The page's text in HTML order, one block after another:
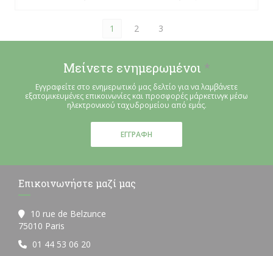
1 2 3
Μείνετε ενημερωμένοι *
Εγγραφείτε στο ενημερωτικό μας δελτίο για να λαμβάνετε
εξατομικευμένες επικοινωνίες και προσφορές μάρκετινγκ μέσω
ηλεκτρονικού ταχυδρομείου από εμάς.
ΕΓΓΡΑΦΉ
Επικοινωνήστε μαζί μας
10 rue de Belzunce
75010 Paris
01 44 53 06 20